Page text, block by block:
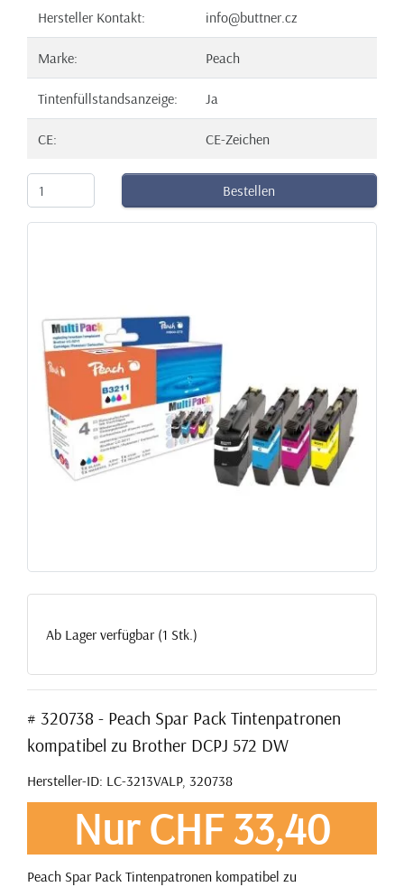
Hersteller Kontakt: info@buttner.cz
Marke: Peach
Tintenfüllstandsanzeige: Ja
CE: CE-Zeichen
Bestellen
Ab Lager verfügbar (1 Stk.)
# 320738 - Peach Spar Pack Tintenpatronen
kompatibel zu Brother DCPJ 572 DW
Hersteller-ID: LC-3213VALP, 320738
Nur CHF 33,40
Peach Spar Pack Tintenpatronen kompatibel zu